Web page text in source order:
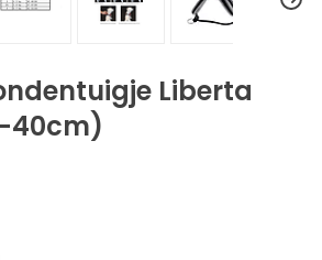
Liberta
40cm)